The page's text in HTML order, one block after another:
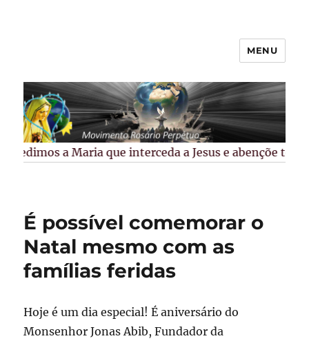
Guarapuava/PR
MENU
Pedimos a Maria que interceda a Jesus e abençõe
É possível comemorar o
Natal mesmo com as
famílias feridas
Hoje é um dia especial! É aniversário do
Monsenhor Jonas Abib, Fundador da